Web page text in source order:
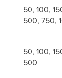
50, 100,
500, 750,
50, 100,
500